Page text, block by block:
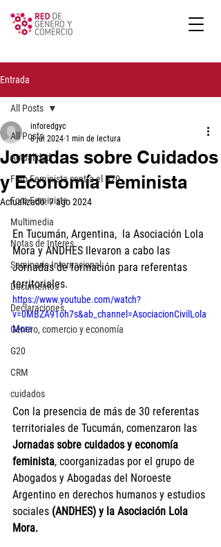
Entrada
All Posts
Actualidad
Foro Feminista contra el G20
Foro Feminista
Multimedia
Notas de Interes
Seminario Internacional
Documentos
Declaraciones
Género, comercio y economía
G20
CRM
cuidados
All Posts
Jornadas sobre Cuidados
y Economía Feminista
inforedgyc
8 jul 2024 1 min de lectura
Actualizado:7 ago 2024
En Tucumán, Argentina,  la Asociación Lola
Mora y ANDHES llevaron a cabo las
Jornadas de formación para referentas
territoriales.
https://www.youtube.com/watch?
v=0MBZA91oh7s&ab_channel=AsociacionCivilLola
Mora
Con la presencia de más de 30 referentas
territoriales de Tucumán, comenzaron las
Jornadas sobre cuidados y economía
feminista, coorganizadas por el grupo de
Abogados y Abogadas del Noroeste
Argentino en derechos humanos y estudios
sociales (ANDHES) y la Asociación Lola
Mora.